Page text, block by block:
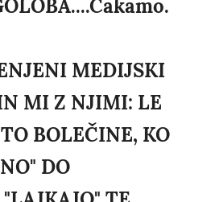
MEDIJSKI
MI Z NJIMI: LE
BOLEČINE, KO
DO